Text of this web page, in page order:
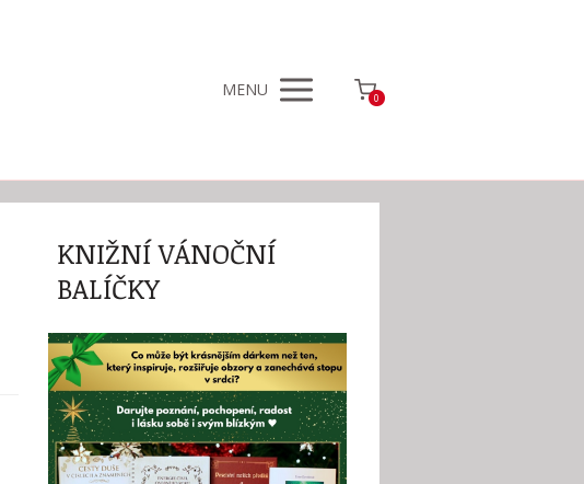
MENU 0
KNIŽNÍ VÁNOČNÍ
BALÍČKY